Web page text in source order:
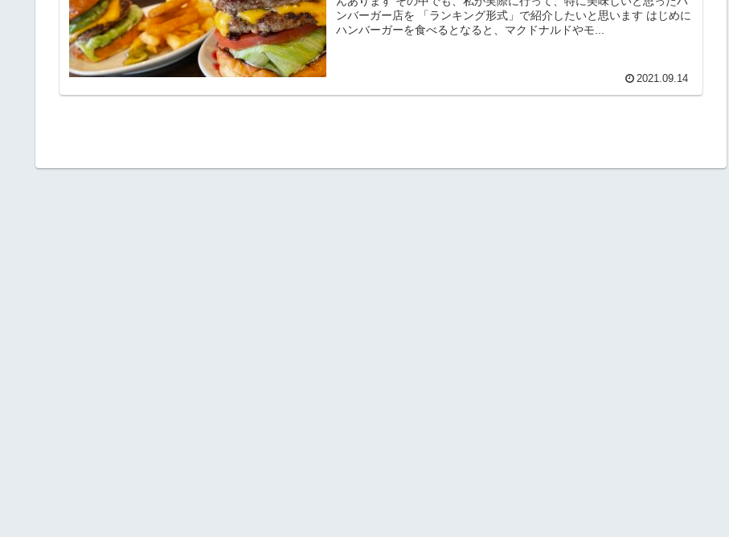
ンバーガー店を 「ランキング形式」で紹介したいと思います はじめに
ハンバーガーを食べるとなると、マクドナルドやモ...
2021.09.14